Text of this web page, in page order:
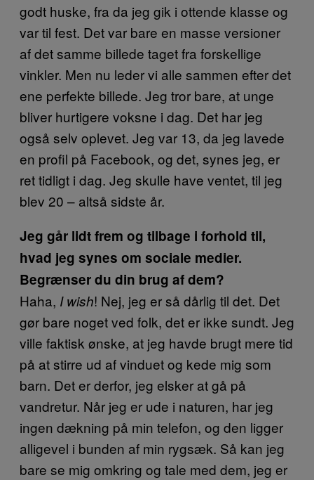
godt huske, fra da jeg gik i ottende klasse og
var til fest. Det var bare en masse versioner
af det samme billede taget fra forskellige
vinkler. Men nu leder vi alle sammen efter det
ene perfekte billede. Jeg tror bare, at unge
bliver hurtigere voksne i dag. Det har jeg
også selv oplevet. Jeg var 13, da jeg lavede
en profil på Facebook, og det, synes jeg, er
ret tidligt i dag. Jeg skulle have ventet, til jeg
blev 20 – altså sidste år.
Jeg går lidt frem og tilbage i forhold til,
hvad jeg synes om sociale medier.
Begrænser du din brug af dem?
Haha, I wish! Nej, jeg er så dårlig til det. Det
gør bare noget ved folk, det er ikke sundt. Jeg
ville faktisk ønske, at jeg havde brugt mere tid
på at stirre ud af vinduet og kede mig som
barn. Det er derfor, jeg elsker at gå på
vandretur. Når jeg er ude i naturen, har jeg
ingen dækning på min telefon, og den ligger
alligevel i bunden af min rygsæk. Så kan jeg
bare se mig omkring og tale med dem, jeg er